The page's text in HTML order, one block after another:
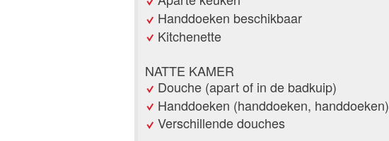
Handdoeken beschikbaar
Kitchenette
NATTE KAMER
Douche (apart of in de badkuip)
Handdoeken (handdoeken, handdoeken)
Verschillende douches